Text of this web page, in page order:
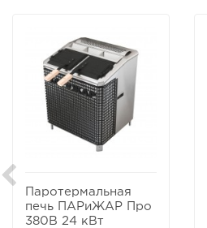
Паротермальная
печь ПАРиЖАР Про
380В 24 кВт